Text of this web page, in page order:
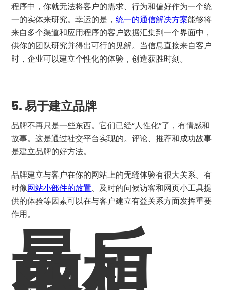
程序中，你就无法将客户的需求、行为和偏好作为一个统
一的实体来研究。幸运的是，统一的通信解决方案能够将
来自多个渠道和应用程序的客户数据汇集到一个界面中，
供你的团队研究并得出可行的见解。当信息直接来自客户
时，企业可以建立个性化的体验，创造获胜时刻。
5.易于建立品牌
品牌不再只是一些东西。它们已经“人性化”了，有情感和
故事。这是通过社交平台实现的。评论、推荐和成功故事
是建立品牌的好方法。
品牌建立与客户在你的网站上的无缝体验有很大关系。有
时像网站小部件的放置、及时的问候访客和网页小工具提
供的体验等因素可以在与客户建立有益关系方面发挥重要
作用。
最后